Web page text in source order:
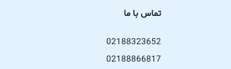
تماس با ما
02188323652
02188866817